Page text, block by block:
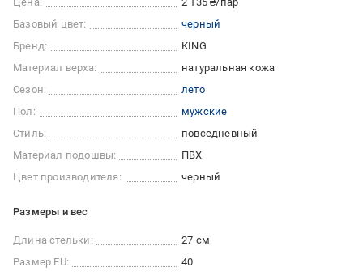
Базовый цвет:
черный
Бренд:
KING
Материал верха:
натуральная кожа
Сезон:
лето
Пол:
мужские
Стиль:
повседневный
Материал подошвы:
ПВХ
Цвет производителя:
черный
Размеры и вес
Длина стельки:
27 см
Размер EU:
40